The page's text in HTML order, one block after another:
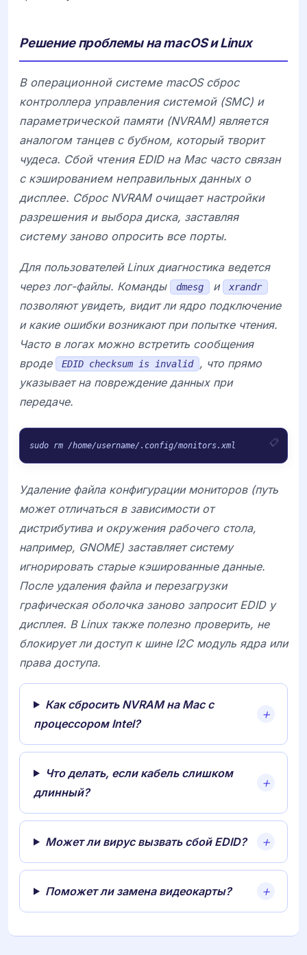
Решение проблемы на macOS и Linux
В операционной системе macOSсброс
контроллера управления системой (SMC) и
параметрической памяти (NVRAM) является
аналогом танцев с бубном, который творит
чудеса. Сбой чтения EDID на Mac часто связан
с кэшированием неправильных данных о
дисплее. Сброс NVRAM очищает настройки
разрешения и выбора диска, заставляя
систему заново опросить все порты.
Для пользователей Linuxдиагностика ведется
через лог-файлы. Команды
dmesg и xrandr
позволяют увидеть, видит ли ядро подключение
и какие ошибки возникают при попытке чтения.
Часто в логах можно встретить сообщения
вроде
EDID checksum is invalid
, что прямо
указывает на повреждение данных при
передаче.
Удаление файла конфигурации мониторов (путь
может отличаться в зависимости от
дистрибутива и окружения рабочего стола,
например, GNOME) заставляет систему
игнорировать старые кэшированные данные.
После удаления файла и перезагрузки
графическая оболочка заново запросит EDID у
дисплея. В Linux также полезно проверить, не
блокирует ли доступ к шине I2C модуль ядра или
права доступа.
Как сбросить NVRAM на Mac с
процессором Intel?
Что делать, если кабель слишком
длинный?
Может ли вирус вызвать сбой EDID?
Поможет ли замена видеокарты?